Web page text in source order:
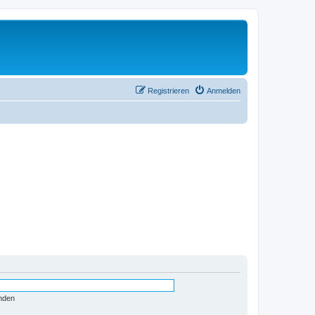
Anmelden
Registrieren